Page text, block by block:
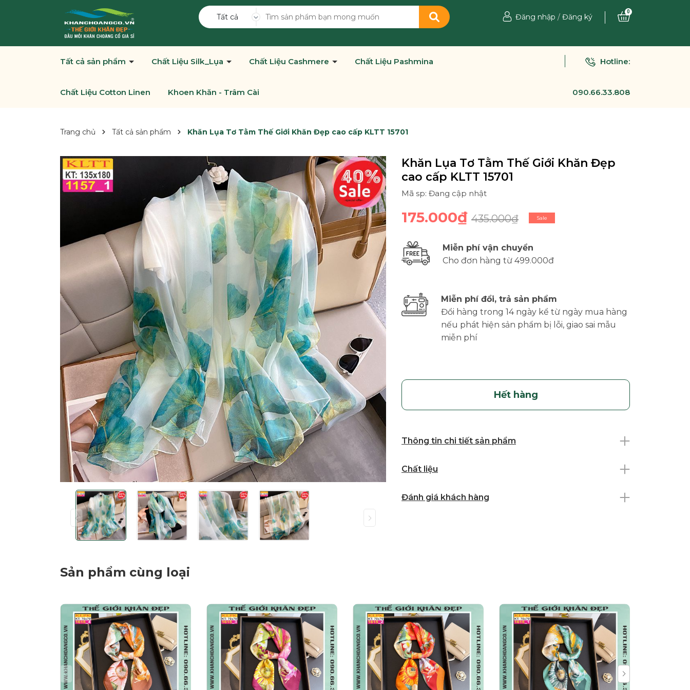
Tất cả Đăng nhập / Đăng ký
0
Tất cả sản phẩm Chất Liệu Silk_Lụa Chất Liệu Cashmere Chất Liệu Pashmina
Chất Liệu Cotton Linen Khoen Khăn - Trâm Cài
Hotline:
090.66.33.808
Trang chủ Tất cả sản phẩm Khăn Lụa Tơ Tằm Thế Giới Khăn Đẹp cao cấp KLTT 15701
Khăn Lụa Tơ Tằm Thế Giới Khăn Đẹp
cao cấp KLTT 15701
Mã sp: Đang cập nhật
175.000₫ 435.000₫ Sale
Miễn phí vận chuyển
Cho đơn hàng từ 499.000đ
Miễn phí đổi, trả sản phẩm
Đổi hàng trong 14 ngày kể từ ngày mua hàng
nếu phát hiện sản phẩm bị lỗi, giao sai mẫu
miễn phí
Hết hàng
Thông tin chi tiết sản phẩm
Chất liệu
Đánh giá khách hàng
Sản phẩm cùng loại